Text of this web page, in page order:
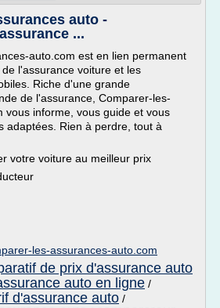
auto -
...
auto.com est en lien permanent
l'assurance voiture et les
Riche d'une grande
de l'assurance, Comparer-les-
vous informe, vous guide et vous
adaptées. Rien à perdre, tout à
votre voiture au meilleur prix
les-assurances-auto.com
de prix d'assurance auto
auto en ligne /
d'assurance auto /